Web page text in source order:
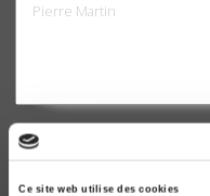
Ce site web utilise des cookies
Pierre Martin